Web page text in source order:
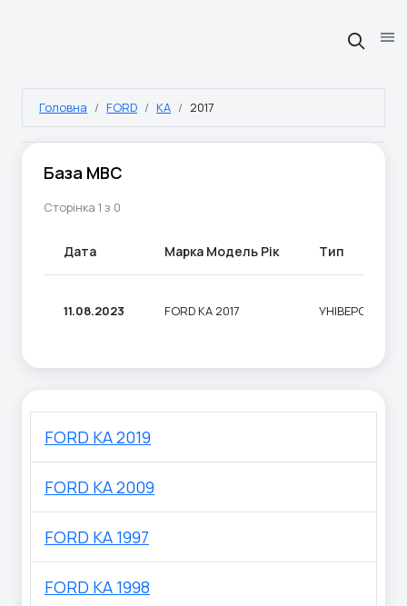
Головна FORD KA 2017
База МВС
Сторінка 1 з 0
Дата Марка Модель Рік Тип
11.08.2023 FORD KA 2017 УНІВЕРСАЛ
FORD KA 2019
FORD KA 2009
FORD KA 1997
FORD KA 1998